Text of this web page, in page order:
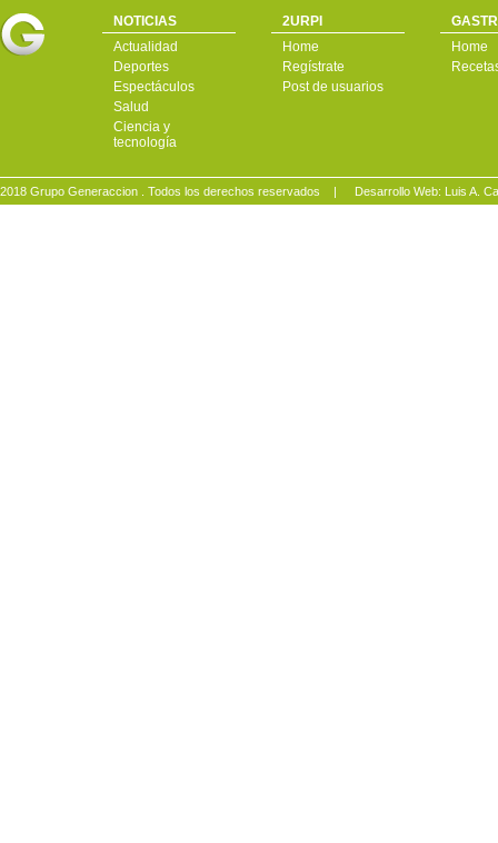
NOTICIAS
Actualidad
Deportes
Espectáculos
Salud
Ciencia y
tecnología
2URPI
Home
Regístrate
Post de usuarios
Home
2018 Grupo Generaccion . Todos los derechos reservados | Desarrollo Web: Luis